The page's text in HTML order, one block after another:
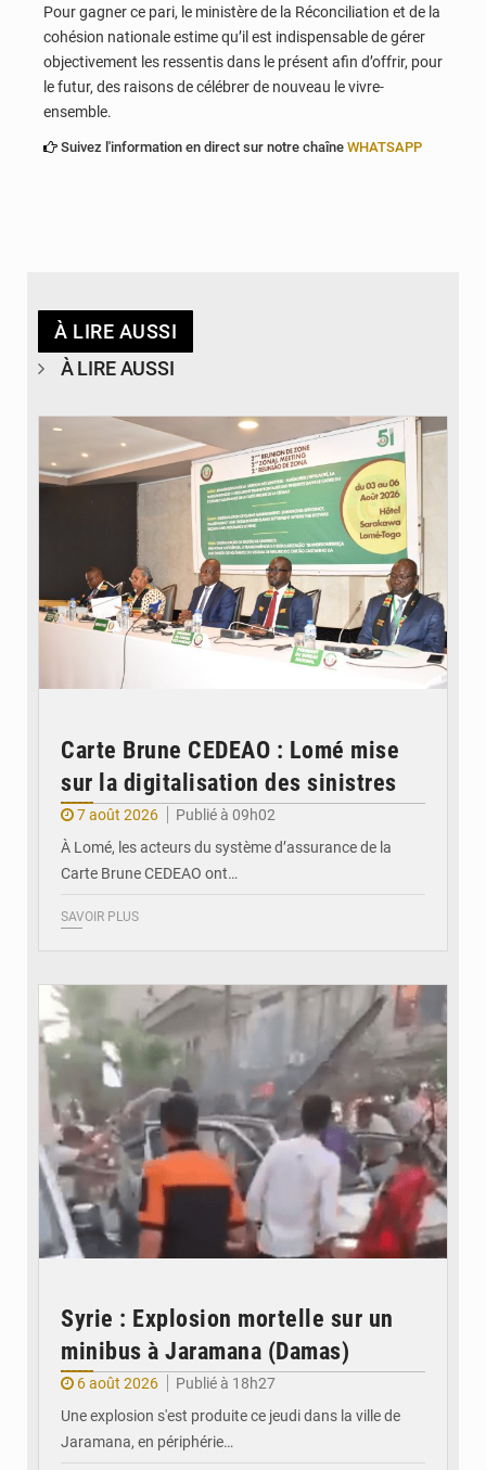
Pour gagner ce pari, le ministère de la Réconciliation et de la
cohésion nationale estime qu’il est indispensable de gérer
objectivement les ressentis dans le présent afin d’offrir, pour
le futur, des raisons de célébrer de nouveau le vivre-
ensemble.
Suivez l'information en direct sur notre chaîne WHATSAPP
À LIRE AUSSI
À LIRE AUSSI
Carte Brune CEDEAO : Lomé mise
sur la digitalisation des sinistres
7 août 2026
Publié à 09h02
À Lomé, les acteurs du système d’assurance de la
Carte Brune CEDEAO ont…
SAVOIR PLUS
Syrie : Explosion mortelle sur un
minibus à Jaramana (Damas)
6 août 2026
Publié à 18h27
Une explosion s'est produite ce jeudi dans la ville de
Jaramana, en périphérie…